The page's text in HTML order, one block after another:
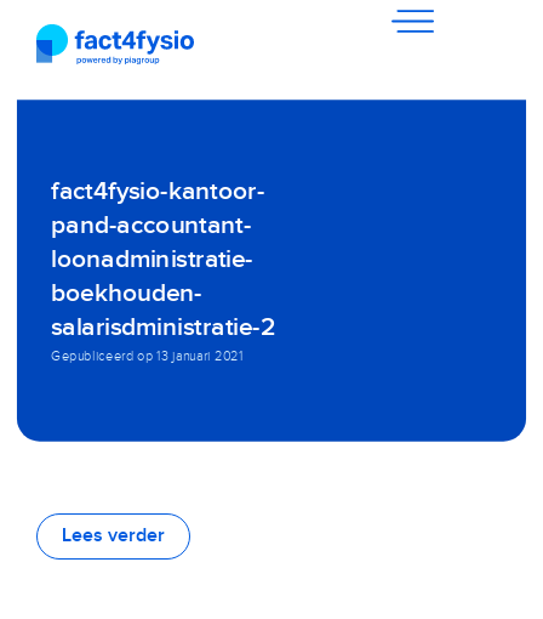
fact4fysio-kantoor-
pand-accountant-
loonadministratie-
boekhouden-
salarisdministratie-2
Gepubliceerd op 13 januari 2021
Lees verder